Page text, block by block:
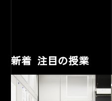
新着 注目の授業